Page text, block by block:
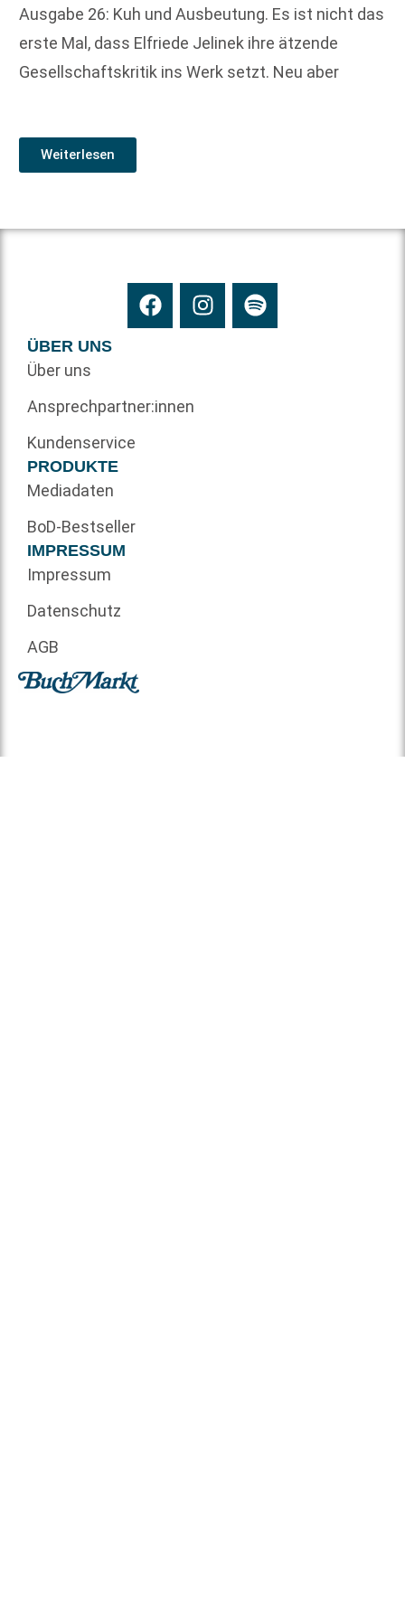
Ausgabe 26: Kuh und Ausbeutung. Es ist nicht das
erste Mal, dass Elfriede Jelinek ihre ätzende
Gesellschaftskritik ins Werk setzt. Neu aber
Weiterlesen
ÜBER UNS
Über uns
Ansprechpartner:innen
Kundenservice
PRODUKTE
Mediadaten
BoD-Bestseller
IMPRESSUM
Impressum
Datenschutz
AGB